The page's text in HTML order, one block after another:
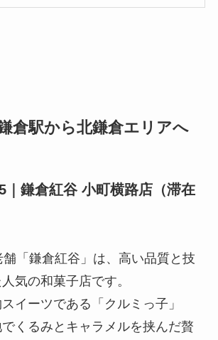
倉駅から北鎌倉エリアへ
｜鎌倉紅谷 小町横路店（滞在
「鎌倉紅谷」は、高い品質と技
気の和菓子店です。
イーツである「クルミっ子」
くるみとキャラメルを挟んだ贅